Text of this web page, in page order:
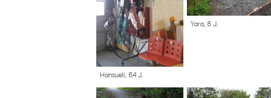
Hansueli, 64 J.
Yara, 8 J.